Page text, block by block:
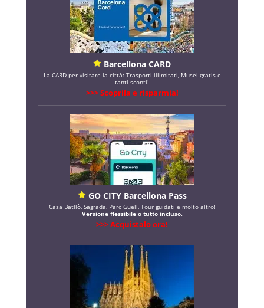
Barcellona CARD
La CARD per visitare la città: Trasporti illimitati, Musei gratis e
tanti sconti!
>>> Scoprila e risparmia!
GO CITY Barcellona Pass
Casa Batllò, Sagrada, Parc Güell, Tour guidati e molto altro!
Versione flessibile o tutto incluso.
>>> Acquistalo ora!